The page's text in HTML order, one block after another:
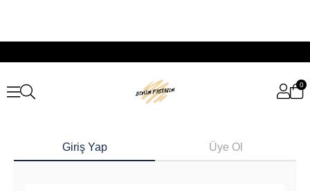
0
Giriş Yap Üye Ol